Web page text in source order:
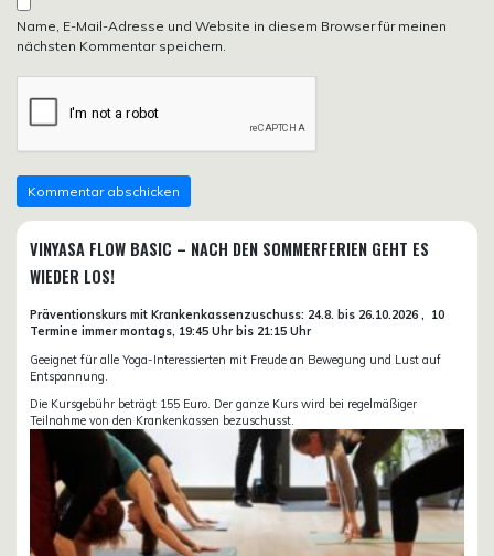
Name, E-Mail-Adresse und Website in diesem Browser für meinen
nächsten Kommentar speichern.
VINYASA FLOW BASIC – NACH DEN SOMMERFERIEN GEHT ES
WIEDER LOS!
Präventionskurs mit Krankenkassenzuschuss: 24.8. bis 26.10.2026 , 10
Termine immer montags, 19:45 Uhr bis 21:15 Uhr
Geeignet für alle Yoga-Interessierten mit Freude an Bewegung und Lust auf
Entspannung.
Die Kursgebühr beträgt 155 Euro. Der ganze Kurs wird bei regelmäßiger
Teilnahme von den Krankenkassen bezuschusst.